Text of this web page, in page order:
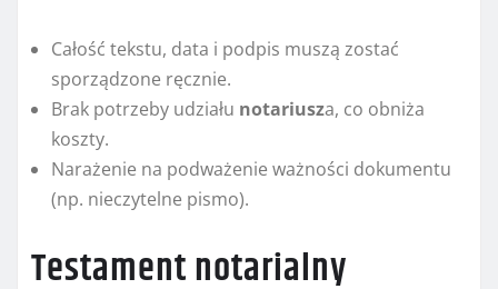
Całość tekstu, data i podpis muszą zostać
sporządzone ręcznie.
Brak potrzeby udziału notariusza, co obniża
koszty.
Narażenie na podważenie ważności dokumentu
(np. nieczytelne pismo).
Testament notarialny